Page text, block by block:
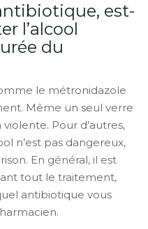
est-
l’alcool
du
le métronidazole
Même un seul verre
Pour d’autres,
n’est pas dangereux,
En général, il est
tout le traitement,
antibiotique vous